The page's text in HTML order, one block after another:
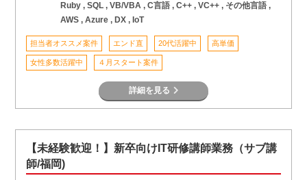
Ruby , SQL , VB/VBA , C言語 , C++ , VC++ , その他言語 ,
AWS , Azure , DX , IoT
担当者オススメ案件 エンド直 20代活躍中 高単価
女性多数活躍中 ４月スタート案件
詳細を見る
【未経験歓迎！】新卒向けIT研修講師業務（サブ講
師/福岡)